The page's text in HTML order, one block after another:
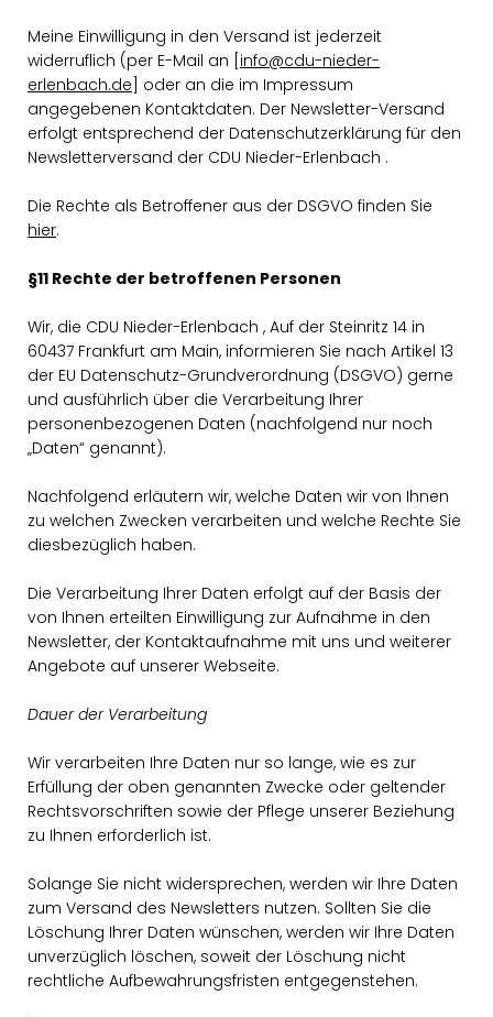
Meine Einwilligung in den Versand ist jederzeit
widerruflich (per E-Mail an [ info@cdu-nieder-
erlenbach.de ] oder an die im Impressum
angegebenen Kontaktdaten. Der Newsletter-Versand
erfolgt entsprechend der Datenschutzerklärung für den
Newsletterversand der CDU Nieder-Erlenbach .
Die Rechte als Betroffener aus der DSGVO finden Sie
hier.
§11 Rechte der betroffenen Personen
Wir, die CDU Nieder-Erlenbach , Auf der Steinritz 14 in
60437 Frankfurt am Main, informieren Sie nach Artikel 13
der EU Datenschutz-Grundverordnung (DSGVO) gerne
und ausführlich über die Verarbeitung Ihrer
personenbezogenen Daten (nachfolgend nur noch
Daten“ genannt).
Nachfolgend erläutern wir, welche Daten wir von Ihnen
zu welchen Zwecken verarbeiten und welche Rechte Sie
diesbezüglich haben.
Die Verarbeitung Ihrer Daten erfolgt auf der Basis der
von Ihnen erteilten Einwilligung zur Aufnahme in den
Newsletter, der Kontaktaufnahme mit uns und weiterer
Angebote auf unserer Webseite.
Dauer der Verarbeitung
Wir verarbeiten Ihre Daten nur so lange, wie es zur
Erfüllung der oben genannten Zwecke oder geltender
Rechtsvorschriften sowie der Pflege unserer Beziehung
zu Ihnen erforderlich ist.
Solange Sie nicht widersprechen, werden wir Ihre Daten
zum Versand des Newsletters nutzen. Sollten Sie die
Löschung Ihrer Daten wünschen, werden wir Ihre Daten
unverzüglich löschen, soweit der Löschung nicht
rechtliche Aufbewahrungsfristen entgegenstehen.